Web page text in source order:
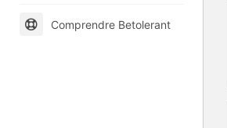
Comprendre Betolerant